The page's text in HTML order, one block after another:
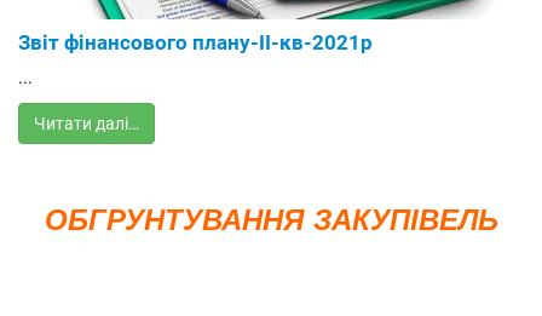
Звіт фінансового плану-ІІ-кв-2021р
...
Читати далі…
ОБГРУНТУВАННЯ ЗАКУПІВЕЛЬ